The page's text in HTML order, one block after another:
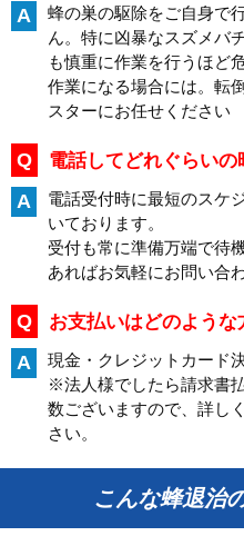
A
蜂の巣の駆除をご自身で
ん。特に凶暴なスズメバ
も慎重に作業を行うほど
作業になる場合には。転
スターにお任せください
Q 電話してどれぐらいの
A
電話受付時に最短のスケ
いております。
受付も常に準備万端で待
あればお気軽にお問い合
Q お支払いはどのような
A
現金・クレジットカード
※法人様でしたら請求書
数ございますので、詳し
さい。
こんな蜂退治